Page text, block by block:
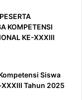
KOMPETENSI
KE-XXXIII
Siswa
Tahun 2025